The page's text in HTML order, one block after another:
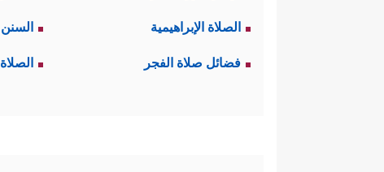
الصلاة الإبراهيمية
فضائل صلاة الفجر